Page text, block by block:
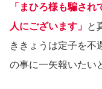
「まひろ様も騙さ
人にございます」 と
ききょうは定子を不
の事に一矢報いたい